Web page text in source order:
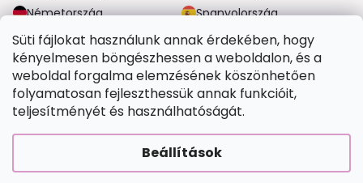
Süti fájlokat használunk annak érdekében, hogy
kényelmesen böngészhessen a weboldalon, és a
weboldal forgalma elemzésének köszönhetően
folyamatosan fejleszthessük annak funkcióit,
teljesítményét és használhatóságát.
Beállítások
Németország
Spanyolország
Nagy-Britannia
Ausztria
MEGBÍZHATÓ SZÁLLÍTÁSI LEHETŐSÉGEK
BIZTONSÁGOS FIZETÉSI LEHETŐSÉGEK